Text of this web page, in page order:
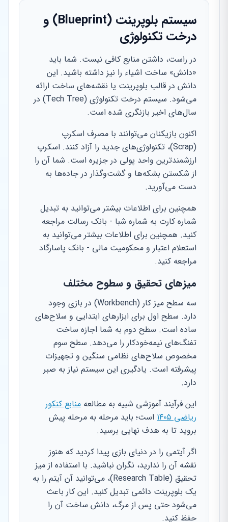
سیستم بلوپرینت (Blueprint) و
درخت تکنولوژی
در راست، داشتن منابع کافی نیست. شما باید
«دانش» ساخت اشیاء را نیز داشته باشید. این
دانش در قالب بلوپرینت یا نقشه‌های ساخت ارائه
می‌شود. سیستم درخت تکنولوژی (Tech Tree) در
سال‌های اخیر بازنگری شده است.
اکنون بازیکنان می‌توانند با مصرف اسکرپ
(Scrap)، تکنولوژی‌های جدید را آزاد کنند. اسکرپ
ارزشمندترین واحد پولی در جزیره است. شما آن را
از شکستن بشکه‌ها و گشت‌وگذار در جاده‌ها به
دست می‌آورید.
همچنین برای اطلاعات بیشتر می‌توانید به تبدیل
شماره کارت به شماره شبا - بانک رسالت مراجعه
کنید. همچنین برای اطلاعات بیشتر می‌توانید به
استعلام اعتبار و محکومیت مالی - بانک پاسارگاد
مراجعه کنید.
میزهای تحقیق و سطوح مختلف
سه سطح میز کار (Workbench) در بازی وجود
دارد. سطح اول برای ابزارهای ابتدایی و سلاح‌های
ساده است. سطح دوم به شما اجازه ساخت
تفنگ‌های نیمه‌خودکار را می‌دهد. سطح سوم
مخصوص سلاح‌های نظامی سنگین و تجهیزات
پیشرفته است. یادگیری این سیستم نیاز به صبر
دارد.
این فرآیند آموزشی شبیه به مطالعه منابع کنکور
ریاضی ۱۴۰۵
است؛ باید مرحله به مرحله پیش
بروید تا به هدف نهایی برسید.
اگر آیتمی را در دنیای بازی پیدا کردید که هنوز
نقشه آن را ندارید، نگران نباشید. با استفاده از میز
تحقیق (Research Table)، می‌توانید آن آیتم را به
یک بلوپرینت دائمی تبدیل کنید. این کار باعث
می‌شود حتی پس از مرگ، دانش ساخت آن را
حفظ کنید.